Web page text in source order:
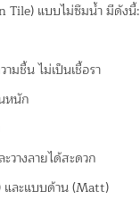
Tile) แบบไม่ซึมน้ำ มีดังนี้:
มชื้น ไม่เป็นเชื้อรา
หนัก
างลายได้สะดวก
และแบบด้าน (Matt)